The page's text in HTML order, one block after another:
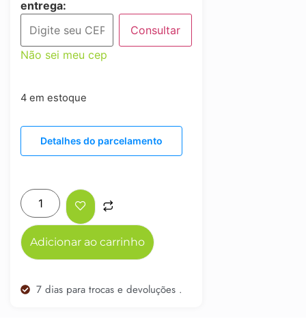
entrega:
Consultar
Não sei meu cep
4 em estoque
Detalhes do parcelamento
Adicionar ao carrinho
7 dias para trocas e devoluções .